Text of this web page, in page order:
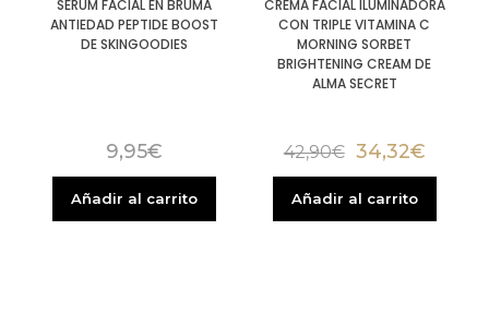
SÉRUM FACIAL EN BRUMA
ANTIEDAD PEPTIDE BOOST
DE SKINGOODIES
9,95€
Añadir al carrito
CREMA FACIAL ILUMINADORA
CON TRIPLE VITAMINA C
MORNING SORBET
BRIGHTENING CREAM DE
ALMA SECRET
42,90€ 34,32€
Añadir al carrito